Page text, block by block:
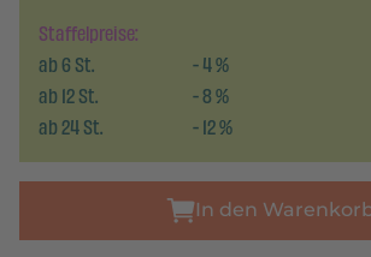
Staffelpreise:
ab6St. -4%
ab12St. -8%
ab24St. -12%
In den